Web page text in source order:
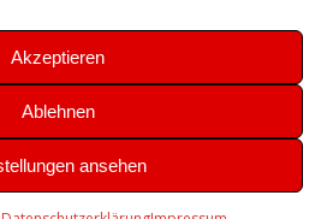
Akzeptieren
Ablehnen
ansehen
Theme